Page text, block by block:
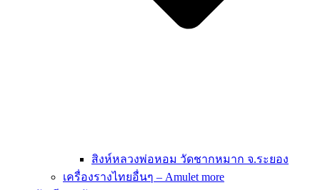
สิงห์หลวงพ่อหอม วัดชากหมาก จ.ระยอง
เครื่องรางไทยอื่นๆ – Amulet more